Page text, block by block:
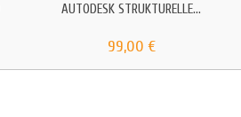
AUTODESK STRUKTURELLE...
99,00 €